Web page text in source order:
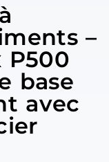
–
P500
base
avec